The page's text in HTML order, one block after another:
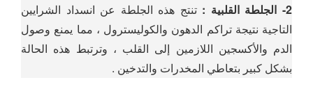
2- الجلطة القلبية :
تنتج هذه الجلطة عن انسداد الشرايين
التاجية نتيجة تراكم الدهون والكوليسترول ، مما يمنع وصول
الدم والأكسجين اللازمين إلى القلب ، وترتبط هذه الحالة
بشكل كبير بتعاطي المخدرات والتدخين .